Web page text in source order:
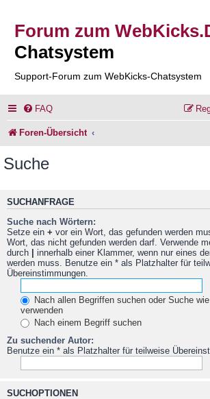
Forum zum
Chatsystem
Support-Forum zum WebKicks-Chatsystem
FAQ
Foren-Übersicht
Suche
SUCHANFRAGE
Suche nach Wörtern:
Setze ein + vor ein Wort, das gefunden werden
Wort, das nicht gefunden werden darf. Verwende
durch | innerhalb einer Klammer, wenn nur eines
werden muss. Benutze ein * als Platzhalter für
Übereinstimmungen.
Nach allen Begriffen suchen oder Suche
verwenden
Nach einem Begriff suchen
Zu suchender Autor:
Benutze ein * als Platzhalter für teilweise
SUCHOPTIONEN